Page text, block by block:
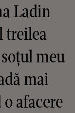
Ladin
treilea
meu
mai
afacere